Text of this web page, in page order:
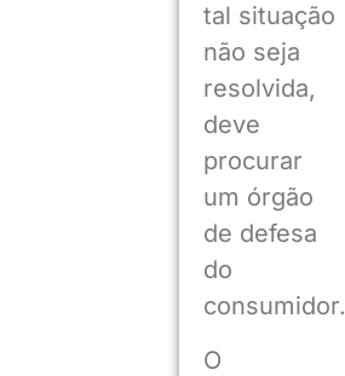
tal situação
não seja
resolvida,
deve
procurar
um órgão
de defesa
do
consumidor.
O